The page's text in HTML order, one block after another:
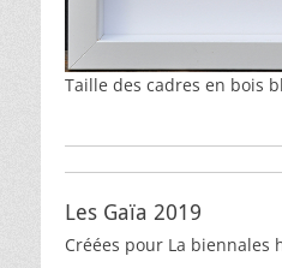
Taille des cadres en bois
Les Gaïa 2019
Créées pour La biennales